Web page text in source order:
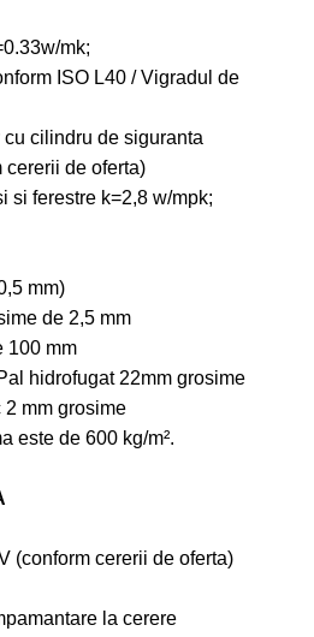
mk;
ISO L40 / Vigradul de
cilindru de siguranta
cererii de oferta)
si ferestre k=2,8 w/mpk;
mm)
de 2,5 mm
100 mm
hidrofugat 22mm grosime
2 mm grosime
este de 600 kg/m².
(conform cererii de oferta)
la cerere